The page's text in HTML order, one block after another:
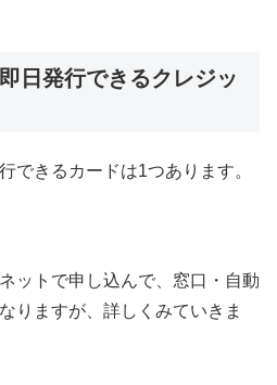
日発行できるクレジッ
できるカードは1つあります。
ットで申し込んで、窓口・自動
りますが、詳しくみていきま